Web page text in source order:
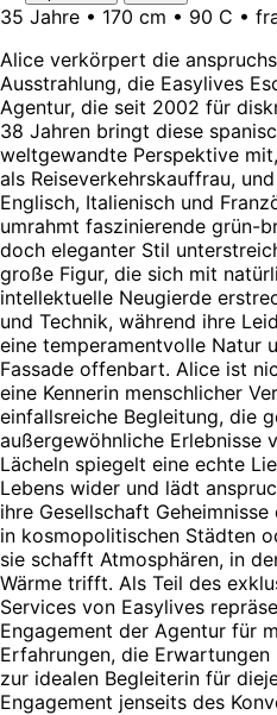
35 Jahre • 170 cm • 90 C •
Alice verkörpert die
Ausstrahlung, die Easylives
Agentur, die seit 2002 für
38 Jahren bringt diese
weltgewandte Perspektive
als Reiseverkehrskauffrau,
Englisch, Italienisch und
umrahmt faszinierende grün-
doch eleganter Stil
große Figur, die sich mit
intellektuelle Neugierde
und Technik, während ihre
eine temperamentvolle Natur
Fassade offenbart. Alice ist
eine Kennerin menschlicher
einfallsreiche Begleitung, die
außergewöhnliche Erlebnisse
Lächeln spiegelt eine echte
Lebens wider und lädt
ihre Gesellschaft
in kosmopolitischen Städten
sie schafft Atmosphären, in
Wärme trifft. Als Teil des
Services von Easylives
Engagement der Agentur für
Erfahrungen, die
zur idealen Begleiterin für
Engagement jenseits des